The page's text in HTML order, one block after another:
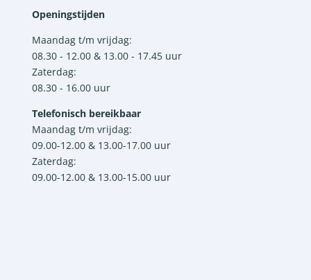
Openingstijden
Maandag t/m vrijdag:
08.30 - 12.00 & 13.00 - 17.45 uur
Zaterdag:
08.30 - 16.00 uur
Telefonisch bereikbaar
Maandag t/m vrijdag:
09.00-12.00 & 13.00-17.00 uur
Zaterdag:
09.00-12.00 & 13.00-15.00 uur